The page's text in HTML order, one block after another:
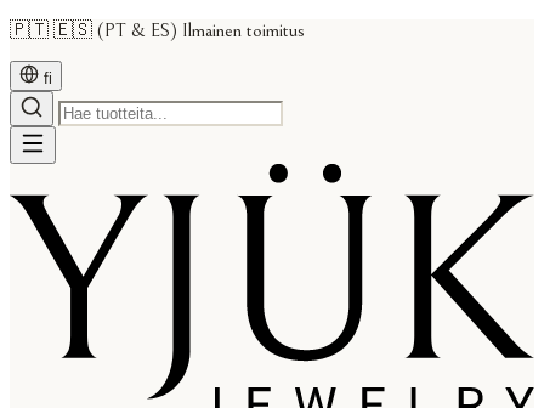
🇵🇹 🇪🇸 (PT & ES) Ilmainen toimitus
fi